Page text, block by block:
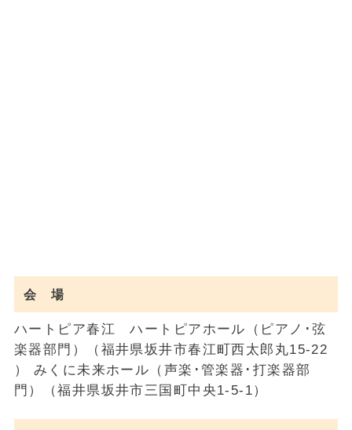
会 場
ハートピア春江 ハートピアホール（ピアノ･弦
楽器部門）（福井県坂井市春江町西太郎丸15-22
） みくに未来ホール（声楽･管楽器･打楽器部
門）（福井県坂井市三国町中央1-5-1）